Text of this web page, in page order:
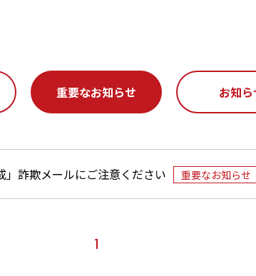
重要なお知らせ お知
」詐欺メールにご注意ください 重要なお知らせ
1